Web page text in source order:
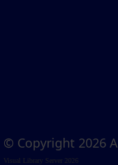
© Copyright 2026
Visual Library Server 2026